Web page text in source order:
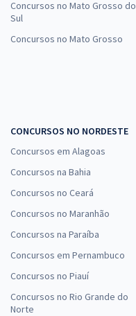
Concursos no Mato Grosso do
Sul
Concursos no Mato Grosso
CONCURSOS NO NORDESTE
Concursos em Alagoas
Concursos na Bahia
Concursos no Ceará
Concursos no Maranhão
Concursos na Paraíba
Concursos em Pernambuco
Concursos no Piauí
Concursos no Rio Grande do
Norte